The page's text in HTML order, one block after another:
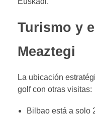
Turismo y
Meaztegi
La ubicación
golf con otras visitas:
Bilbao está a solo